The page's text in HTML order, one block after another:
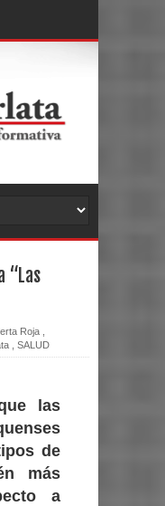
“Las
Roja
SALUD
las
de
más
a